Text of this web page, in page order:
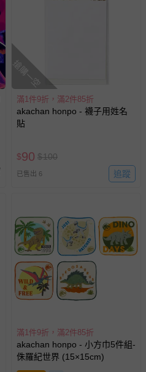
搶購一空
滿1件9折，滿2件85折
akachan honpo - 襪子用姓名
貼
$90 $100
已售出 6 追蹤
滿1件9折，滿2件85折
akachan honpo - 小方巾5件組-
侏羅紀世界 (15×15cm)